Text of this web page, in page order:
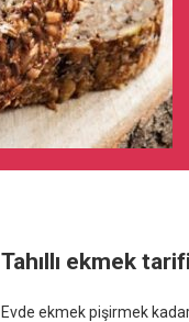
Tahıllı ekmek tarifi
Evde ekmek pişirmek